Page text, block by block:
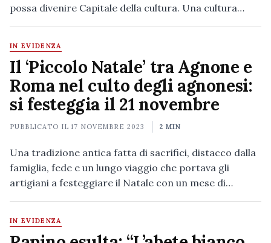
possa divenire Capitale della cultura. Una cultura…
IN EVIDENZA
Il ‘Piccolo Natale’ tra Agnone e
Roma nel culto degli agnonesi:
si festeggia il 21 novembre
PUBBLICATO IL17 NOVEMBRE 2023 2 MIN
Una tradizione antica fatta di sacrifici, distacco dalla
famiglia, fede e un lungo viaggio che portava gli
artigiani a festeggiare il Natale con un mese di…
IN EVIDENZA